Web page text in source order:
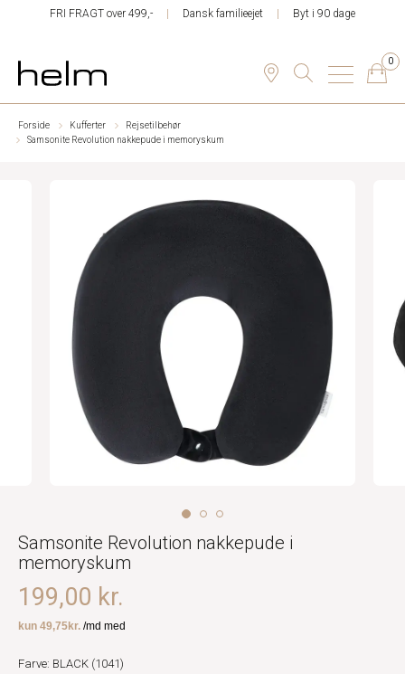
FRI FRAGT over 499,- Dansk familieejet Byt i 90 dage
0
Forside Kufferter
Rejsetilbehør
Samsonite Revolution nakkepude i memoryskum
Samsonite Revolution nakkepude i
memoryskum
199,00 kr.
Farve: BLACK (1041)